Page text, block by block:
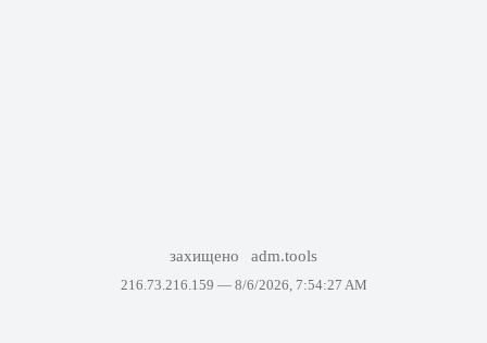
захищено adm.tools
216.73.216.159 — 8/6/2026, 7:54:27 AM